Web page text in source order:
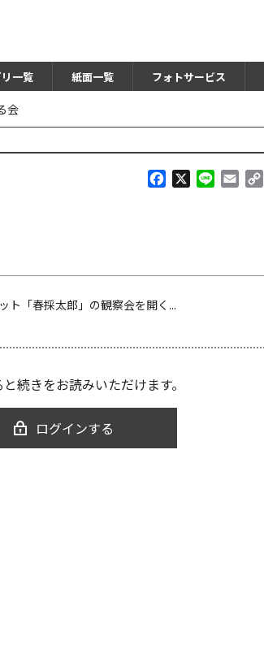
一覧 紙面一覧 フォトサービス
会
k
「春採太郎」の観察会を開く...
続きをお読みいただけます。
ログインする